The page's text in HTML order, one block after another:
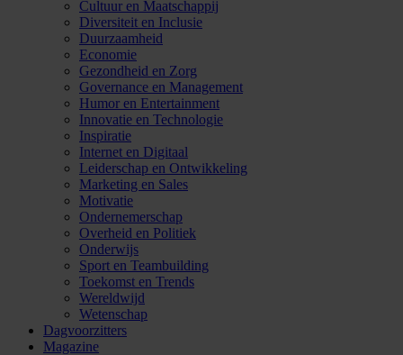
Cultuur en Maatschappij
Diversiteit en Inclusie
Duurzaamheid
Economie
Gezondheid en Zorg
Governance en Management
Humor en Entertainment
Innovatie en Technologie
Inspiratie
Internet en Digitaal
Leiderschap en Ontwikkeling
Marketing en Sales
Motivatie
Ondernemerschap
Overheid en Politiek
Onderwijs
Sport en Teambuilding
Toekomst en Trends
Wereldwijd
Wetenschap
Dagvoorzitters
Magazine